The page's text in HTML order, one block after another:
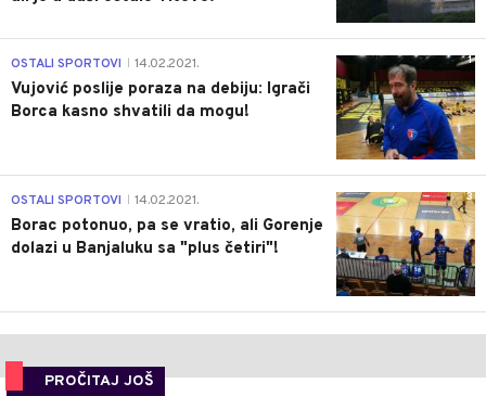
1
OSTALI SPORTOVI 14.02.2021.
Vujović poslije poraza na debiju: Igrači
Borca kasno shvatili da mogu!
3
OSTALI SPORTOVI 14.02.2021.
Borac potonuo, pa se vratio, ali Gorenje
dolazi u Banjaluku sa "plus četiri"!
PROČITAJ JOŠ